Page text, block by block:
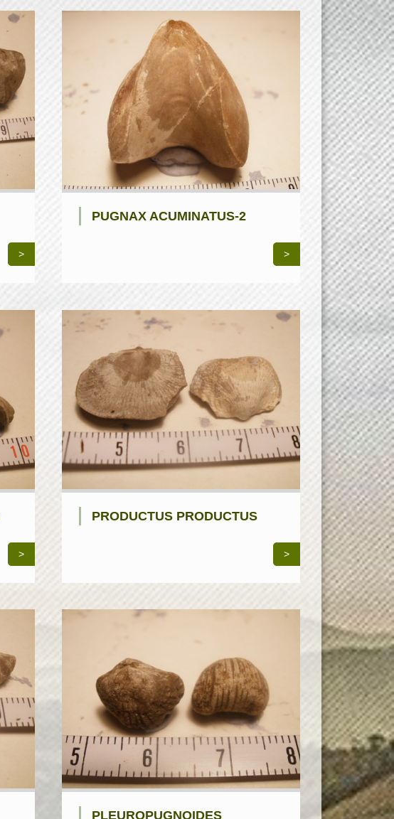
>
PUGNAX ACUMINATUS-2
>
>
PRODUCTUS PRODUCTUS
>
PLEUROPUGNOIDES